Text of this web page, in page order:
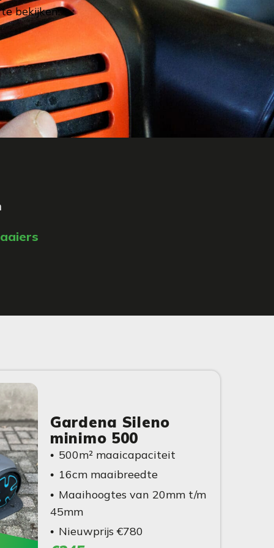
bekijken.
Gardena Sileno
minimo 500
500m² maaicapaciteit
16cm maaibreedte
Maaihoogtes van 20mm t/m
45mm
Nieuwprijs €780